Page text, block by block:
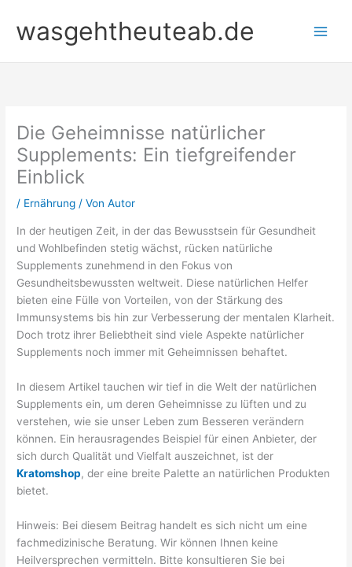
Inhalt
springen
wasgehtheuteab.de
Die Geheimnisse natürlicher
Supplements: Ein tiefgreifender
Einblick
/ Ernährung / VonAutor
In der heutigen Zeit, in der das Bewusstsein für Gesundheit
und Wohlbefinden stetig wächst, rücken natürliche
Supplements zunehmend in den Fokus von
Gesundheitsbewussten weltweit. Diese natürlichen Helfer
bieten eine Fülle von Vorteilen, von der Stärkung des
Immunsystems bis hin zur Verbesserung der mentalen Klarheit.
Doch trotz ihrer Beliebtheit sind viele Aspekte natürlicher
Supplements noch immer mit Geheimnissen behaftet.
In diesem Artikel tauchen wir tief in die Welt der natürlichen
Supplements ein, um deren Geheimnisse zu lüften und zu
verstehen, wie sie unser Leben zum Besseren verändern
können. Ein herausragendes Beispiel für einen Anbieter, der
sich durch Qualität und Vielfalt auszeichnet, ist der
Kratomshop, der eine breite Palette an natürlichen Produkten
bietet.
Hinweis: Bei diesem Beitrag handelt es sich nicht um eine
fachmedizinische Beratung. Wir können Ihnen keine
Heilversprechen vermitteln. Bitte konsultieren Sie bei